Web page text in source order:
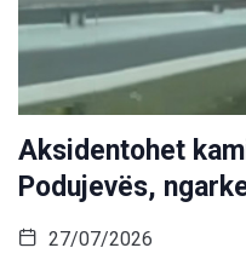
Aksidentohet
Podujevës,
27/07/2026